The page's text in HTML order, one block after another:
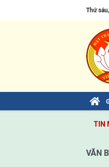
Thứ
TIN
Bài viết của Tổng Bí thư Tô Lâm: TIẾN
VĂN